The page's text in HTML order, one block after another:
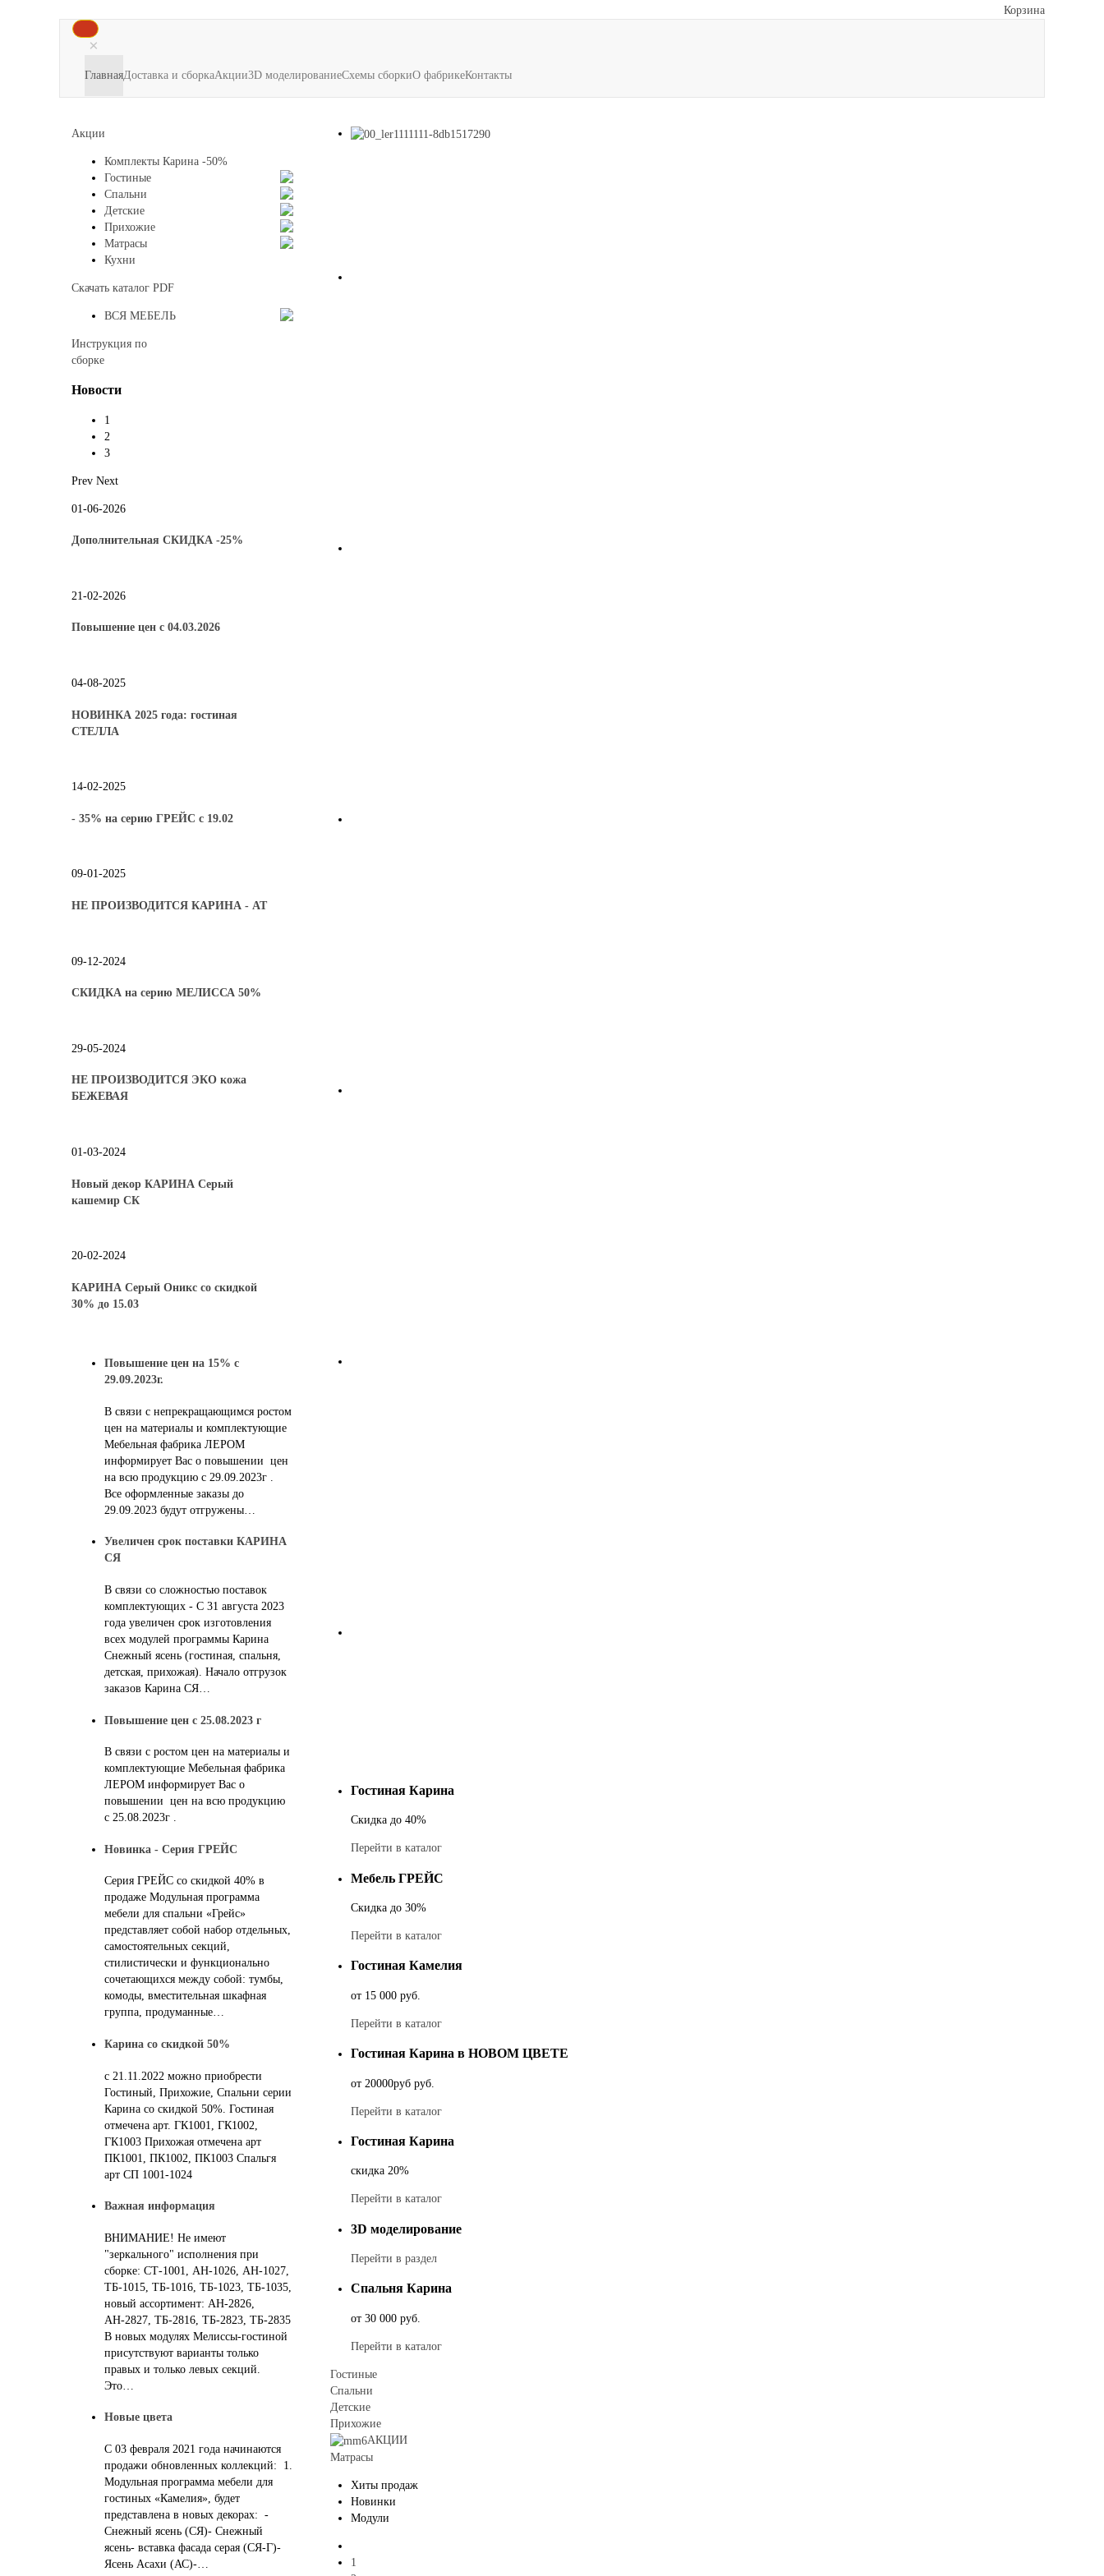
Корзина
×
ГлавнаяДоставка и сборкаАкции3D моделированиеСхемы сборкиО фабрикеКонтакты
Гостиная Карина
Скидка до 40%
Перейти в каталог
Мебель ГРЕЙС
Скидка до 30%
Перейти в каталог
Гостиная Камелия
от 15 000 руб.
Перейти в каталог
Гостиная Карина в НОВОМ ЦВЕТЕ
от 20000руб руб.
Перейти в каталог
Гостиная Карина
скидка 20%
Перейти в каталог
3D моделирование
Перейти в раздел
Спальня Карина
от 30 000 руб.
Перейти в каталог
Гостиныe
Спальни
Детские
Прихожие
АКЦИИ
Матрасы
Хиты продаж
Новинки
Модули
1
Акции
Комплекты Карина -50%
Гостиные
Спальни
Детские
Прихожие
Матрасы
Кухни
Скачать каталог PDF
ВСЯ МЕБЕЛЬ
Инструкция по
сборке
Новости
1
2
3
Prev Next
01-06-2026
Дополнительная СКИДКА -25%
21-02-2026
Повышение цен с 04.03.2026
04-08-2025
НОВИНКА 2025 года: гостиная
СТЕЛЛА
14-02-2025
- 35% на серию ГРЕЙС с 19.02
09-01-2025
НЕ ПРОИЗВОДИТСЯ КАРИНА - АТ
09-12-2024
СКИДКА на серию МЕЛИССА 50%
29-05-2024
НЕ ПРОИЗВОДИТСЯ ЭКО кожа
БЕЖЕВАЯ
01-03-2024
Новый декор КАРИНА Серый
кашемир СК
20-02-2024
КАРИНА Серый Оникс со скидкой
30% до 15.03
Повышение цен на 15% с
29.09.2023г.
В связи с непрекращающимся ростом
цен на материалы и комплектующие
Мебельная фабрика ЛЕРОМ
информирует Вас о повышении цен
на всю продукцию с 29.09.2023г .
Все оформленные заказы до
29.09.2023 будут отгружены…
Увеличен срок поставки КАРИНА
СЯ
В связи со сложностью поставок
комплектующих - С 31 августа 2023
года увеличен срок изготовления
всех модулей программы Карина
Снежный ясень (гостиная, спальня,
детская, прихожая). Начало отгрузок
заказов Карина СЯ…
Повышение цен с 25.08.2023 г
В связи с ростом цен на материалы и
комплектующие Мебельная фабрика
ЛЕРОМ информирует Вас о
повышении цен на всю продукцию
с 25.08.2023г .
Новинка - Серия ГРЕЙС
Серия ГРЕЙС со скидкой 40% в
продаже Модульная программа
мебели для спальни «Грейс»
представляет собой набор отдельных,
самостоятельных секций,
стилистически и функционально
сочетающихся между собой: тумбы,
комоды, вместительная шкафная
группа, продуманные…
Карина со скидкой 50%
с 21.11.2022 можно приобрести
Гостиный, Прихожие, Спальни серии
Карина со скидкой 50%. Гостиная
отмечена арт. ГК1001, ГК1002,
ГК1003 Прихожая отмечена арт
ПК1001, ПК1002, ПК1003 Спальгя
арт СП 1001-1024
Важная информация
ВНИМАНИЕ! Не имеют
"зеркального" исполнения при
сборке: СТ-1001, АН-1026, АН-1027,
ТБ-1015, ТБ-1016, ТБ-1023, ТБ-1035,
новый ассортимент: АН-2826,
АН-2827, ТБ-2816, ТБ-2823, ТБ-2835
В новых модулях Мелиссы-гостиной
присутствуют варианты только
правых и только левых секций.
Это…
Новые цвета
С 03 февраля 2021 года начинаются
продажи обновленных коллекций: 1.
Модульная программа мебели для
гостиных «Камелия», будет
представлена в новых декорах: -
Снежный ясень (СЯ)- Снежный
ясень- вставка фасада серая (СЯ-Г)-
Ясень Асахи (АС)-…